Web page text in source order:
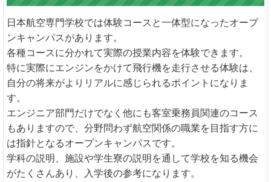
日本航空専門学校では体験コースと一体型になったオープ
ンキャンパスがあります。
各種コースに分かれて実際の授業内容を体験できます。
特に実際にエンジンをかけて飛行機を走行させる体験は、
自分の将来がよりリアルに感じられるポイントになりま
す。
エンジニア部門だけでなく他にも客室乗務員関連のコース
もありますので、分野問わず航空関係の職業を目指す方に
は指針となるオープンキャンパスです。
学科の説明、施設や学生寮の説明を通して学校を知る機会
がたくさんあり、入学後の参考になります。